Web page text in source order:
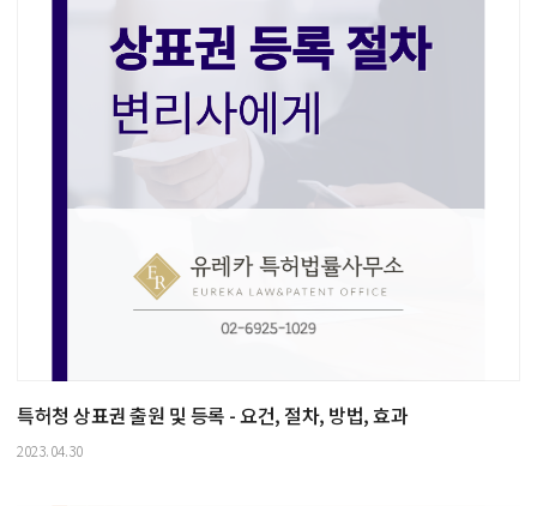
특허청 상표권 출원 및 등록 - 요건, 절차, 방법, 효과
2023.04.30